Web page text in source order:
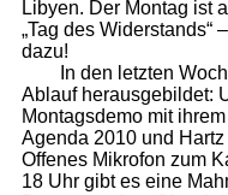
Libyen. Der Montag ist
„Tag des Widerstands“
dazu!
In den letzten
Ablauf herausgebildet:
Montagsdemo mit
Agenda 2010 und
Offenes Mikrofon zum
18 Uhr gibt es eine